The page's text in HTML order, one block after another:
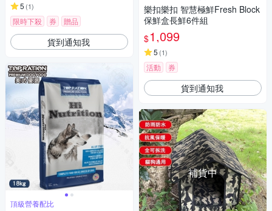
5 (1)
限時下殺 券 贈品
貨到通知我
頂級營養配比
樂扣樂扣 智慧極鮮Fresh Block
保鮮盒長鮮6件組
$1,099
5 (1)
活動 券
貨到通知我
補貨中